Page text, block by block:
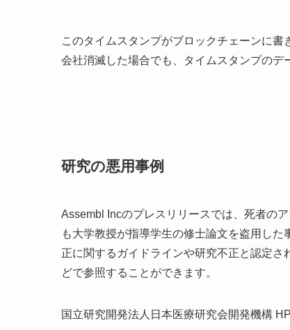
このタイムスタンプがブロックチェーンに
会社消滅した場合でも、タイムスタンプのデ
研究の悪用事例
Assembl Incのプレスリリースでは、死者の
も大学教授が指導学生の修士論文を盗用し
正に関するガイドラインや研究不正と認定
どで参照することができます。
国立研究開発法人日本医療研究会開発機構 HP